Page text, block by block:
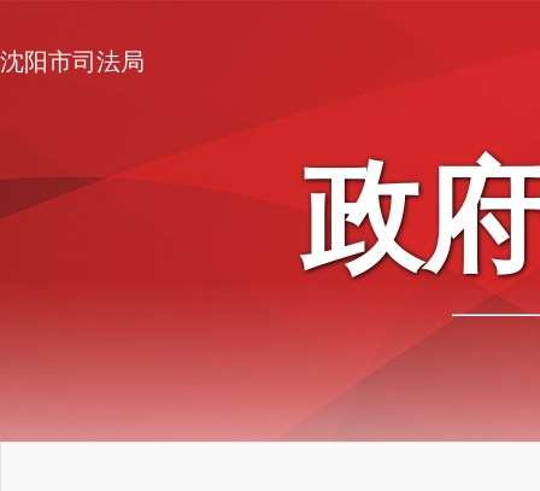
沈阳市司法局
政